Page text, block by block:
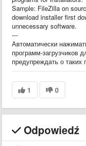
Sample: FileZilla on
download installer first
unnecessary software.
---
Автоматически
программ-загрузчиков
предупреждать о таких
1 0
Odpowiedź